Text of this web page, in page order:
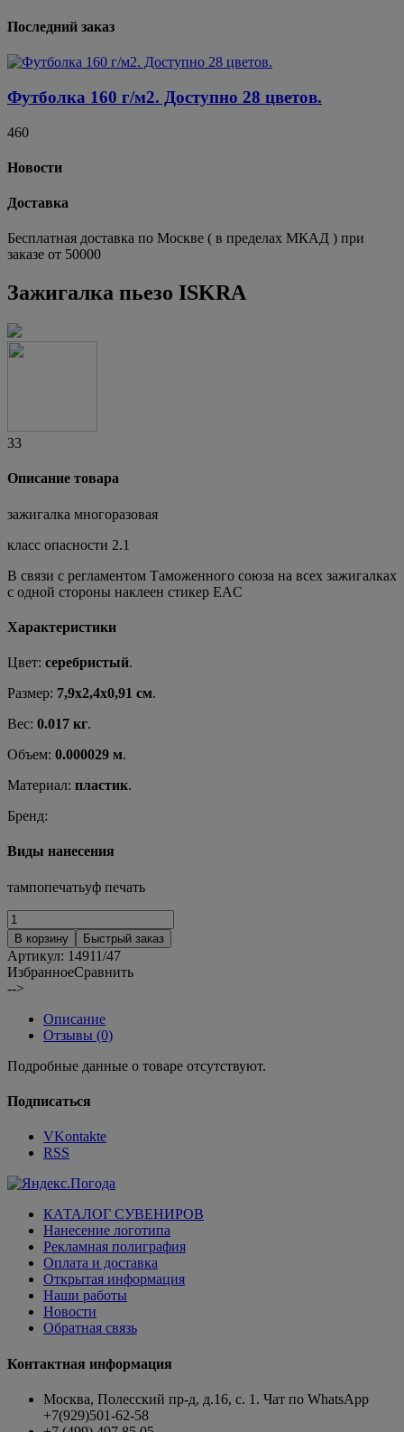
Последний заказ
Футболка 160 г/м2. Доступно 28 цветов.
460
Новости
Доставка
Бесплатная доставка по Москве ( в пределах МКАД ) при
заказе от 50000
Зажигалка пьезо ISKRA
33
Описание товара
зажигалка многоразовая
класс опасности 2.1
В связи с регламентом Таможенного союза на всех зажигалках
с одной стороны наклеен стикер EAC
Характеристики
Цвет: серебристый.
Размер: 7,9х2,4х0,91 см.
Вес: 0.017 кг.
Объем: 0.000029 м.
Материал: пластик.
Бренд:
Виды нанесения
тампопечатьуф печать
В корзину Быстрый заказ
Артикул: 14911/47
ИзбранноеСравнить
-->
Описание
Отзывы (0)
Подробные данные о товаре отсутствуют.
Подписаться
VKontakte
RSS
КАТАЛОГ СУВЕНИРОВ
Нанесение логотипа
Рекламная полиграфия
Оплата и доставка
Открытая информация
Наши работы
Новости
Обратная связь
Контактная информация
Москва, Полесский пр-д, д.16, с. 1. Чат по WhatsApp
+7(929)501-62-58